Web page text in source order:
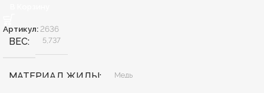
Артикул: 2636
ВЕС 5,737
МАТЕРИАЛ ЖИЛЫ Медь